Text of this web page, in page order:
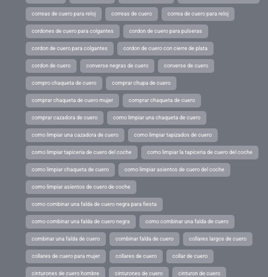
correas de cuero para reloj correas de cuero correa de cuero para reloj
cordones de cuero para colgantes cordon de cuero para pulseras
cordon de cuero para colgantes cordon de cuero con cierre de plata
cordon de cuero converse negras de cuero converse de cuero
compro chaqueta de cuero comprar chupa de cuero
comprar chaqueta de cuero mujer comprar chaqueta de cuero
comprar cazadora de cuero como limpiar una chaqueta de cuero
como limpiar una cazadora de cuero como limpiar tapizados de cuero
como limpiar tapiceria de cuero del coche como limpiar la tapiceria de cuero del coche
como limpiar chaqueta de cuero como limpiar asientos de cuero del coche
como limpiar asientos de cuero de coche
como combinar una falda de cuero negra para fiesta
como combinar una falda de cuero negra como combinar una falda de cuero
combinar una falda de cuero combinar falda de cuero collares largos de cuero
collares de cuero para mujer collares de cuero collar de cuero
cinturones de cuero hombre cinturones de cuero cinturon de cuero